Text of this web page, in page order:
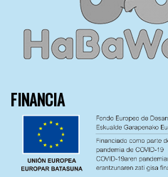
FINANCIA